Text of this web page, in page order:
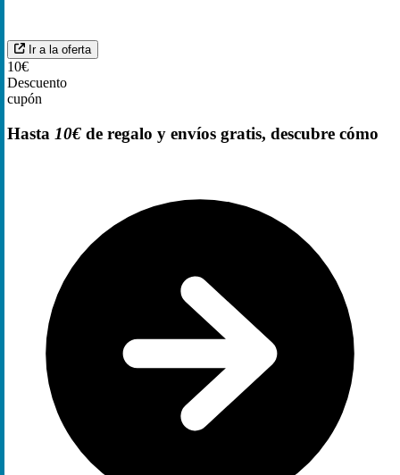
Ir a la oferta
10€
Descuento
cupón
Hasta 10€ de regalo y envíos gratis, descubre cómo